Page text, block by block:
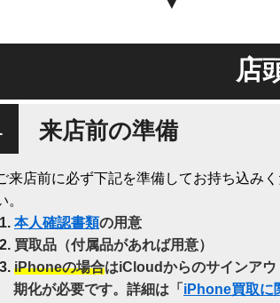
店
来店前の準備
来店前に必ず下記を準備してお持ち込みく
。
本人確認書類の用意
買取品（付属品があれば用意）
iPhoneの場合はiCloudからのサインアウ
期化が必要です。詳細は「 iPhone買取に